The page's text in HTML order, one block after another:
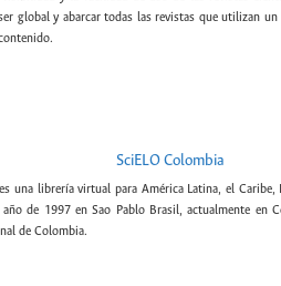
global y abarcar todas las revistas que utilizan
SciELO Colombia
una librería virtual para América Latina, el Caribe,
año de 1997 en Sao Pablo Brasil, actualmente en
de Colombia.